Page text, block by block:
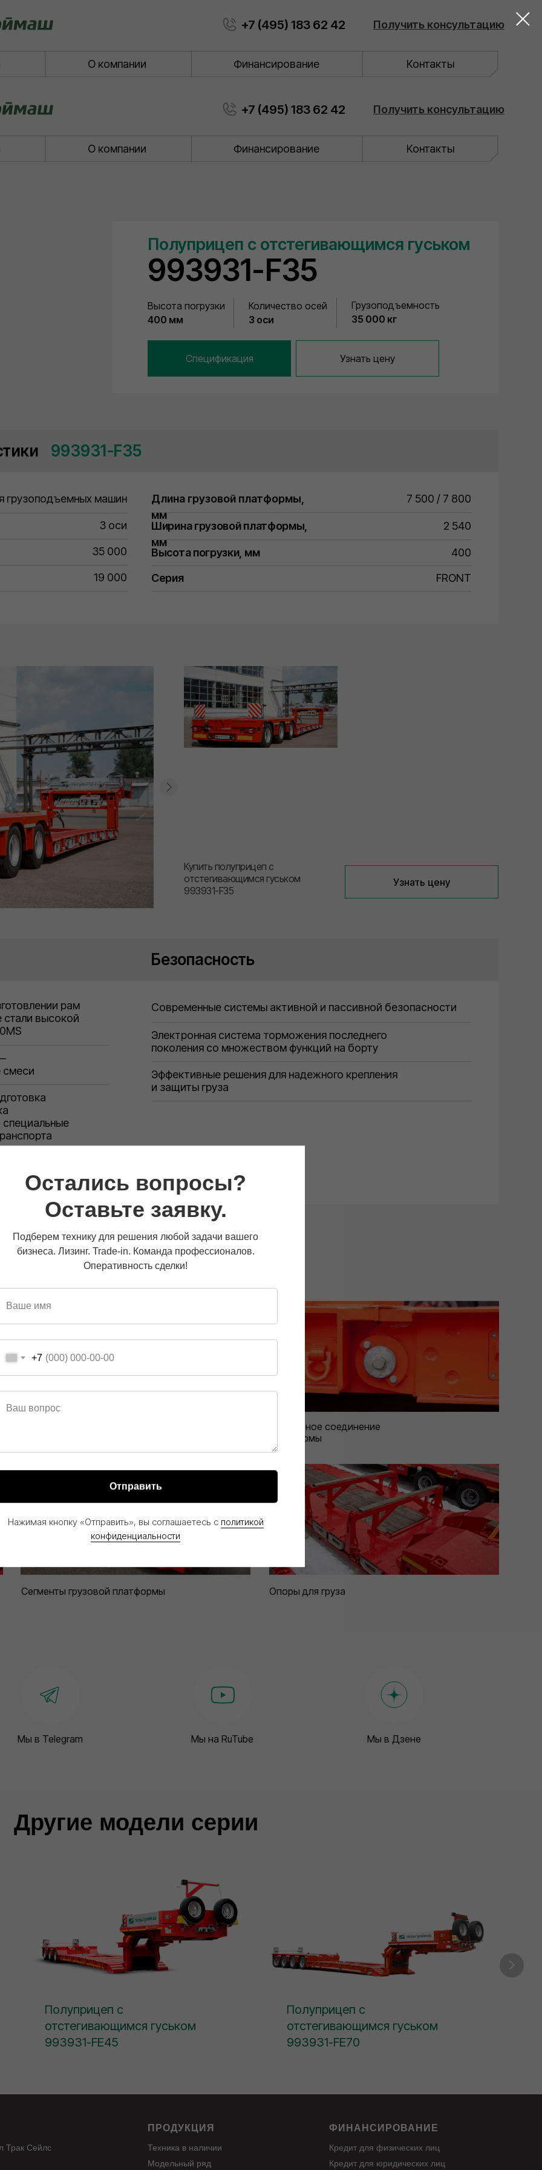
+7 (495) 183 62 42 Получить консультацию
О компании Финансирование Контакты
+7 (495) 183 62 42 Получить консультацию
О компании Финансирование Контакты
Спецификация Узнать цену
Полуприцеп с отстегивающимся гуськом
993931-F35
Высота погрузки
400 мм
Количество осей
3 оси
Грузоподъемность
35 000 кг
⠀993931-F35
грузоподъемных машин
3 оси
35 000
19 000
7 500 / 7 800
Длина грузовой платформы,
мм
2 540
Ширина грузовой платформы,
мм
400
Высота погрузки, мм
FRONT
Серия
Купить полуприцеп с
отстегивающимся гуськом
993931-F35
Узнать цену
Безопасность
рам
стали высокой
смеси
Современные системы активной и пассивной безопасности
Электронная система торможения последнего
поколения со множеством функций на борту
Эффективные решения для надежного крепления
и защиты груза
Сегменты грузовой платформы
Шарнирное соединение
платформы
Опоры для груза
Мы в Telegram Мы на RuTube Мы в Дзене
Другие модели серии
Полуприцеп с
отстегивающимся гуськом
993931-FE45
Полуприцеп с
отстегивающимся гуськом
993931-FE70
Трак Сейлс
ПРОДУКЦИЯ
Техника в наличии
Модельный ряд
ФИНАНСИРОВАНИЕ
Кредит для физических лиц
Кредит для юридических лиц
Остались вопросы?
Оставьте заявку.
Подберем технику для решения любой задачи вашего
бизнеса. Лизинг. Trade-in. Команда профессионалов.
Оперативность сделки!
+7
Отправить
Нажимая кнопку «Отправить», вы соглашаетесь с политикой
конфиденциальности